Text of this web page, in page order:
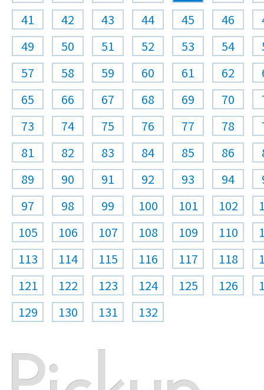
41
42 43 44 45 46
49
50 51 52 53 54
57
58 59 60 61 62
65
66 67 68 69 70
73
74 75 76 77 78
81
82 83 84 85 86
89
90 91 92 93 94
97
98 99 100 101 102
105
106 107 108 109 110
113
114 115 116 117 118
121
122 123 124 125 126
129
130 131 132